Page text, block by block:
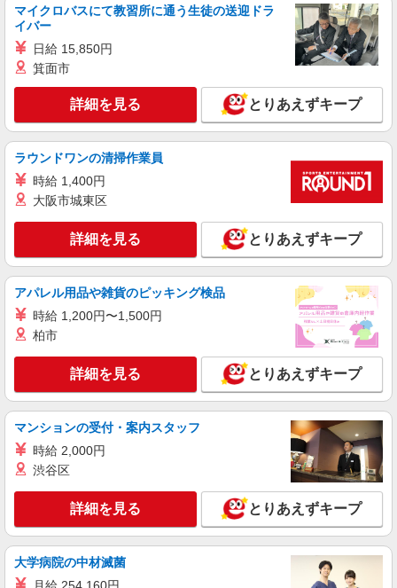
詳細を見る
アルバイト
ケンタッキーフライドチキン 初台店
カウンター・キッチンスタッフ ＜優先募集日
時＞土日祝 フルタイム
時給1300円 ＜高校生＞時給1250円
東京都渋谷区本町1-2-5 初台AIビル1F
ケンタッキーフライドチキン 広尾店
カウンター・キッチンスタッフ ＜優先募集日
東京都渋谷区広尾5-6-6広尾プラザ内
キープ 詳細を見る
アルバイト パート
ケンタッキーフライドチキン 京王笹塚店
カウンター・キッチンスタッフ ＜優先募集日
時＞平日（月〜金） 9:00〜14:00
時給1300円 ＜高校生＞時給1250円
東京都渋谷区笹塚1-55-16 クラウン街
キープ 詳細を見る
マイクロバスにて教習所に通う生徒の送迎ドラ
イバー
日給 15,850円
箕面市
詳細を見る とりあえずキープ
ラウンドワンの清掃作業員
時給 1,400円
大阪市城東区
詳細を見る とりあえずキープ
アパレル用品や雑貨のピッキング検品
時給 1,200円〜1,500円
柏市
詳細を見る とりあえずキープ
マンションの受付・案内スタッフ
時給 2,000円
渋谷区
詳細を見る とりあえずキープ
大学病院の中材滅菌